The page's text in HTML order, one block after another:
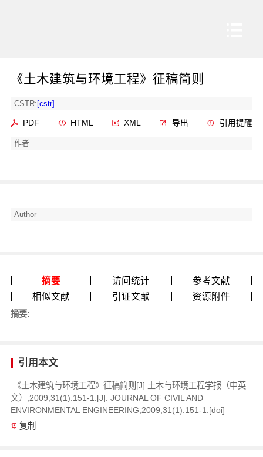
《土木建筑与环境工程》征稿简则
CSTR: [cstr]
PDF HTML XML 导出 引用提醒
作者
Author
摘要 访问统计
参考文献
相似文献
引证文献 资源附件
摘要:
引用本文
.《土木建筑与环境工程》征稿简则[J].土木与环境工程学报（中英
文）,2009,31(1):151-1.[J]. JOURNAL OF CIVIL AND
ENVIRONMENTAL ENGINEERING,2009,31(1):151-1.[doi]
复制